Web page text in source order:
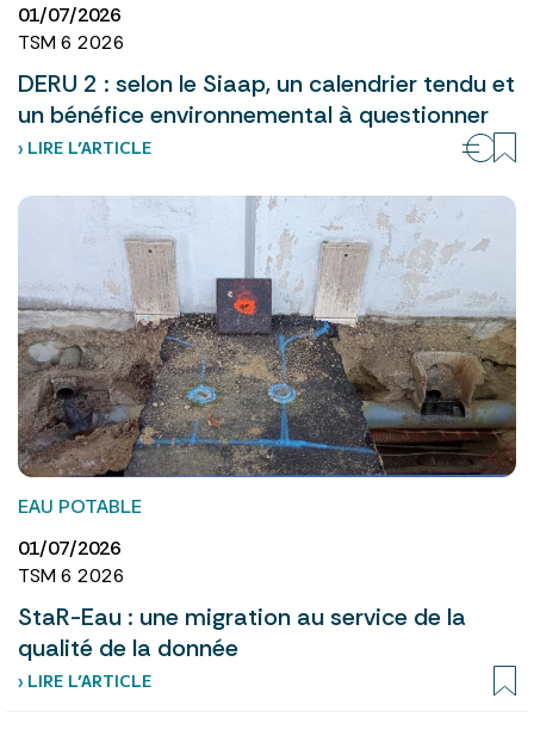
01/07/2026
TSM 6 2026
DERU 2 : selon le Siaap, un calendrier tendu et
un bénéfice environnemental à questionner
› LIRE L’ARTICLE
EAU POTABLE
01/07/2026
TSM 6 2026
StaR-Eau : une migration au service de la
qualité de la donnée
› LIRE L’ARTICLE